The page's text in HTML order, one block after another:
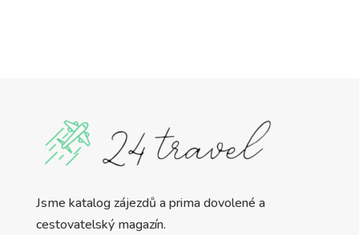
Jsme katalog zájezdů a prima dovolené a
cestovatelský magazín.